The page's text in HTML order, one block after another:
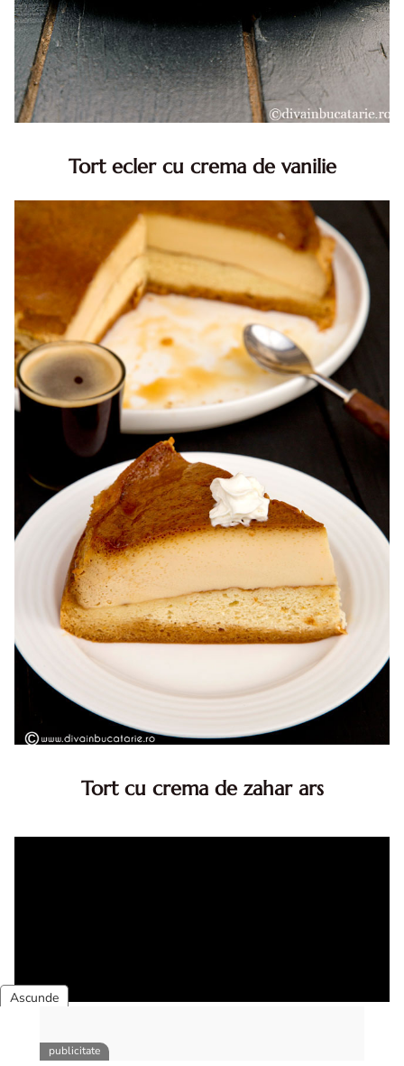
Tort ecler cu crema de vanilie
Reteta tort ecler. Tort ecler cu crema vanilie. Reteta
Karpatka
Tort cu crema de zahar ars